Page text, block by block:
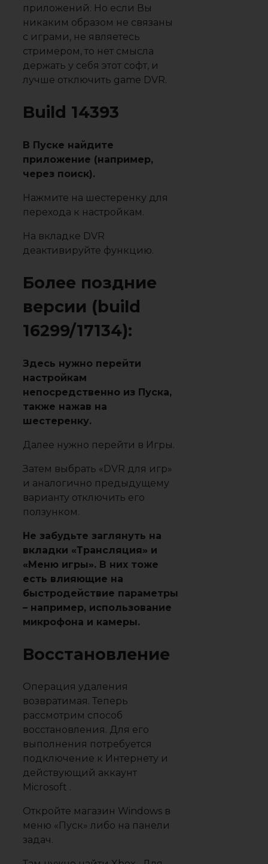
приложений. Но если Вы
никаким образом не связаны
с играми, не являетесь
стримером, то нет смысла
держать у себя этот софт, и
лучше отключить game DVR.
Build 14393
В Пуске найдите
приложение (например,
через поиск).
Нажмите на шестеренку для
перехода к настройкам.
На вкладке DVR
деактивируйте функцию.
Более поздние
версии (build
16299/17134):
Здесь нужно перейти
настройкам
непосредственно из Пуска,
также нажав на
шестеренку.
Далее нужно перейти в Игры.
Затем выбрать «DVR для игр»
и аналогично предыдущему
варианту отключить его
ползунком.
Не забудьте заглянуть на
вкладки «Трансляция» и
«Меню игры». В них тоже
есть влияющие на
быстродействие параметры
– например, использование
микрофона и камеры.
Восстановление
Операция удаления
возвратимая. Теперь
рассмотрим способ
восстановления. Для его
выполнения потребуется
подключение к Интернету и
действующий аккаунт
Microsoft .
Откройте магазин Windows в
меню «Пуск» либо на панели
задач.